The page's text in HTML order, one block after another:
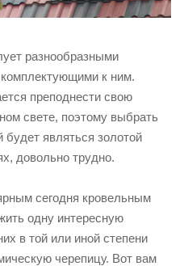
разнообразными
к ним.
преподнести свою
свете, поэтому выбрать
будет являться золотой
довольно трудно.
сегодня кровельным
одну интересную
в той или иной степени
черепицу. Вот вам